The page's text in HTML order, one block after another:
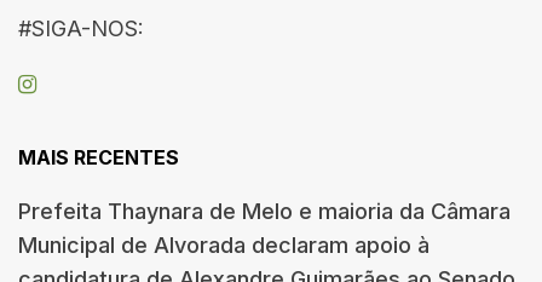
#SIGA-NOS:
MAIS RECENTES
Prefeita Thaynara de Melo e maioria da Câmara
Municipal de Alvorada declaram apoio à